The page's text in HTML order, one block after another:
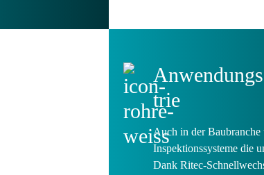
trie
Auch in der
Inspektionssysteme die
Dank Ritec-